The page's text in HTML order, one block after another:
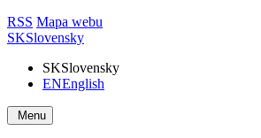
RSS Mapa webu
SKSlovensky
SKSlovensky
ENEnglish
Menu